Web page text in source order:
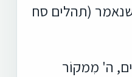
(תהלים סח
ה' מִמקוֹר